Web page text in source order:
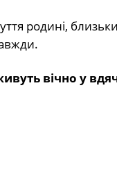
родині,
вічно у